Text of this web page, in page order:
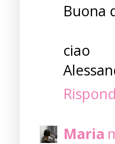
Buona
ciao
Maria